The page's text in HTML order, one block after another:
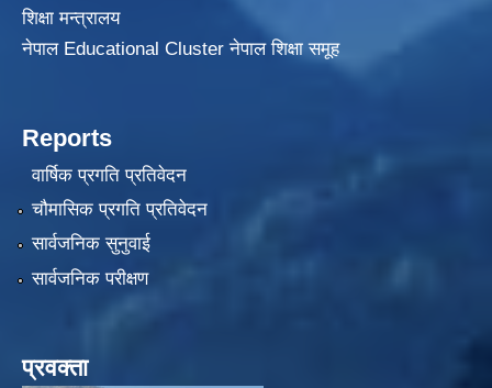
शिक्षा मन्त्रालय
नेपाल Educational Cluster नेपाल शिक्षा समूह
Reports
वार्षिक प्रगति प्रतिवेदन
चौमासिक प्रगति प्रतिवेदन
सार्वजनिक सुनुवाई
सार्वजनिक परीक्षण
प्रवक्ता